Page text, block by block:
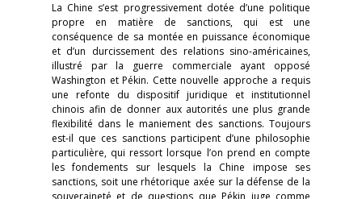
La Chine s’est progressivement dotée d’une politique
propre en matière de sanctions, qui est une
conséquence de sa montée en puissance économique
et d’un durcissement des relations sino-américaines,
illustré par la guerre commerciale ayant opposé
Washington et Pékin. Cette nouvelle approche a requis
une refonte du dispositif juridique et institutionnel
chinois afin de donner aux autorités une plus grande
flexibilité dans le maniement des sanctions. Toujours
est-il que ces sanctions participent d’une philosophie
particulière, qui ressort lorsque l’on prend en compte
les fondements sur lesquels la Chine impose ses
sanctions, soit une rhétorique axée sur la défense de la
souveraineté et de questions que Pékin juge comme